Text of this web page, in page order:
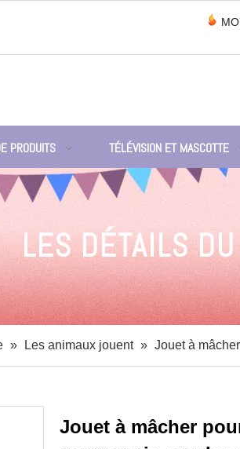
PRODUITS TÉLÉVISION ET MASCOTTE
LES DÉTAILS
» Les animaux jouent » Jouet à mâcher
Jouet à mâcher